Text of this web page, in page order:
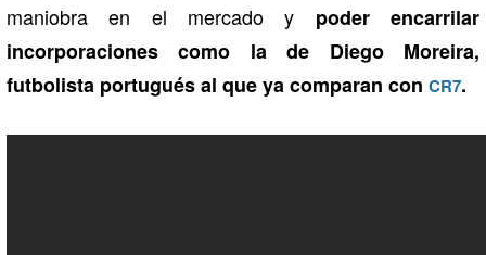
maniobra en el mercado y poder encarrilar
incorporaciones como la de Diego Moreira,
futbolista portugués al que ya comparan con CR7.